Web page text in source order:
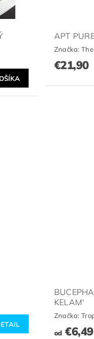
APT
Značka:
€21,90
KELAM'
Značka:
od €6,49